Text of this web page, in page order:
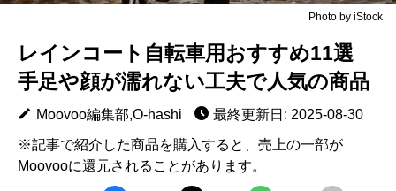
Photo by iStock
レインコート自転車用おすすめ11選
手足や顔が濡れない工夫で人気の商品
Moovoo編集部,O-hashi
最終更新日: 2025-08-30
※記事で紹介した商品を購入すると、売上の一部が
Moovooに還元されることがあります。